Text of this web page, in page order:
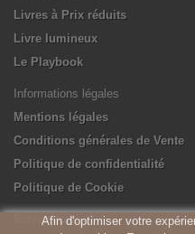
Afin d'optimiser votre
Livres à Prix réduits
Livre lumineux
Le Playbook
Informations légales
Mentions légales
Conditions générales de Vente
Politique de confidentialité
Politique de Cookie
Suivez-nous